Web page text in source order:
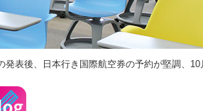
発表後、日本行き国際航空券の予約が堅調、